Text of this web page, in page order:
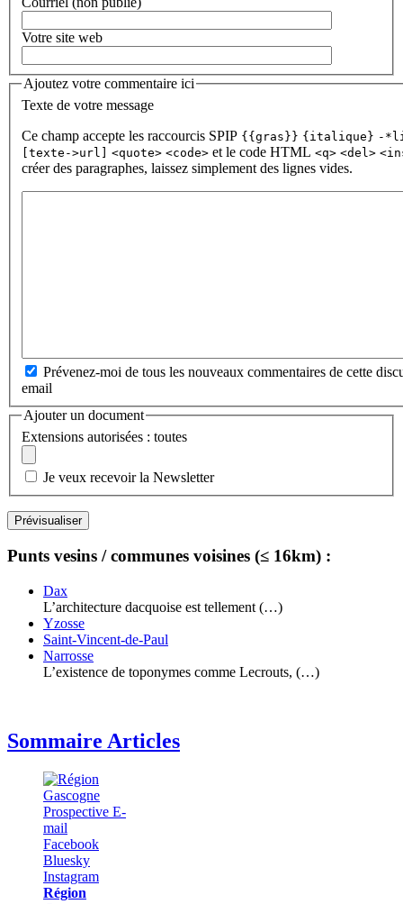
Votre site web
Ajoutez votre commentaire ici
Texte de votre message
Ce champ accepte les raccourcis SPIP {{gras}} {italique} -
[texte->url]
<quote> <code> et le code HTML <q> <del>
créer des paragraphes, laissez simplement des lignes vides.
Prévenez-moi de tous les nouveaux commentaires de cette
email
Ajouter un document
Extensions autorisées : toutes
Je veux recevoir la Newsletter
Punts vesins / communes voisines (≤ 16km) :
Dax
L’architecture dacquoise est tellement (…)
Yzosse
Saint-Vincent-de-Paul
Narrosse
L’existence de toponymes comme Lecrouts, (…)
Sommaire Articles
Région